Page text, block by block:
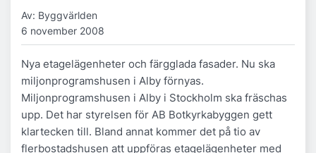
Av: Byggvärlden
6 november 2008
Nya etagelägenheter och färgglada fasader. Nu ska
miljonprogramshusen i Alby förnyas.
Miljonprogramshusen i Alby i Stockholm ska fräschas
upp. Det har styrelsen för AB Botkyrkabyggen gett
klartecken till. Bland annat kommer det på tio av
flerbostadshusen att uppföras etagelägenheter med